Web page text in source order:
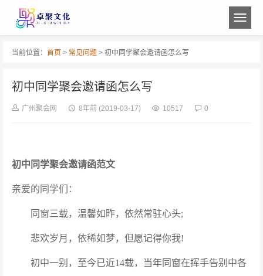
当前位置： 首页 > 常见问题 > 初中同学聚会邀请函怎么写
初中同学聚会邀请函怎么写
广州聚会网 8年前 (2019-03-17) 10517 0
初中同学聚会邀请函范文
亲爱的同学们：
同窗三载，温馨如昨，依然常驻心头;
悲欢岁月，依稀如梦，但愿记得你我!
初中一别，至今已近14载，当年同窗在挥手告别中各